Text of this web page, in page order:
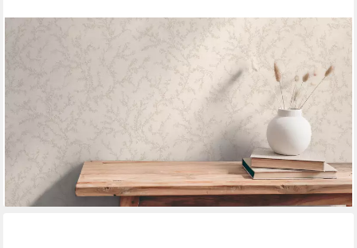
Vliestapete mit floralem Muster stilvolle Wände, strukturiert,
matt, (1 St), Elegante Vliestapete mit feinem Blumenmuster
-53%
lieferbar - in 2-3 Werktagen bei dir